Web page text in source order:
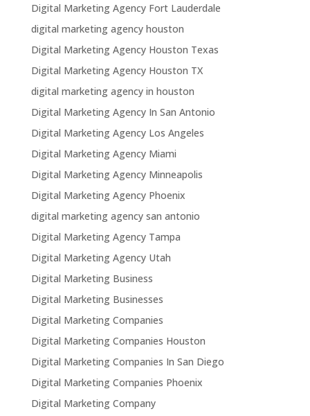
Digital Marketing Agency Fort Lauderdale
digital marketing agency houston
Digital Marketing Agency Houston Texas
Digital Marketing Agency Houston TX
digital marketing agency in houston
Digital Marketing Agency In San Antonio
Digital Marketing Agency Los Angeles
Digital Marketing Agency Miami
Digital Marketing Agency Minneapolis
Digital Marketing Agency Phoenix
digital marketing agency san antonio
Digital Marketing Agency Tampa
Digital Marketing Agency Utah
Digital Marketing Business
Digital Marketing Businesses
Digital Marketing Companies
Digital Marketing Companies Houston
Digital Marketing Companies In San Diego
Digital Marketing Companies Phoenix
Digital Marketing Company